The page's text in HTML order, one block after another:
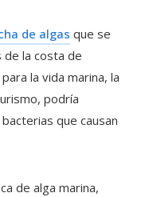
de algas que se
de la costa de
la vida marina, la
podría
que causan
de alga marina,